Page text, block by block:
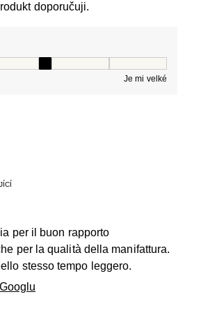
doporučuji.
Je mi velké
per il buon rapporto
per la qualità della manifattura.
stesso tempo leggero.